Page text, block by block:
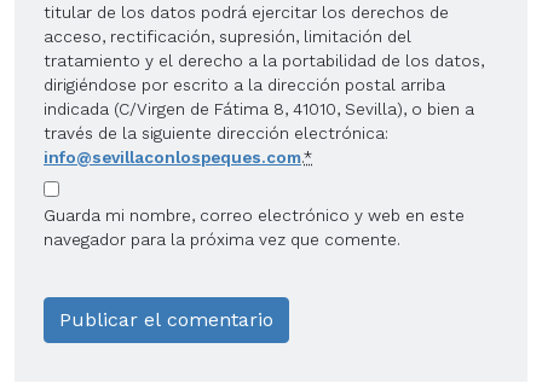
titular de los datos podrá ejercitar los derechos de
acceso, rectificación, supresión, limitación del
tratamiento y el derecho a la portabilidad de los datos,
dirigiéndose por escrito a la dirección postal arriba
indicada (C/Virgen de Fátima 8, 41010, Sevilla), o bien a
través de la siguiente dirección electrónica:
info@sevillaconlospeques.com.*
Guarda mi nombre, correo electrónico y web en este
navegador para la próxima vez que comente.